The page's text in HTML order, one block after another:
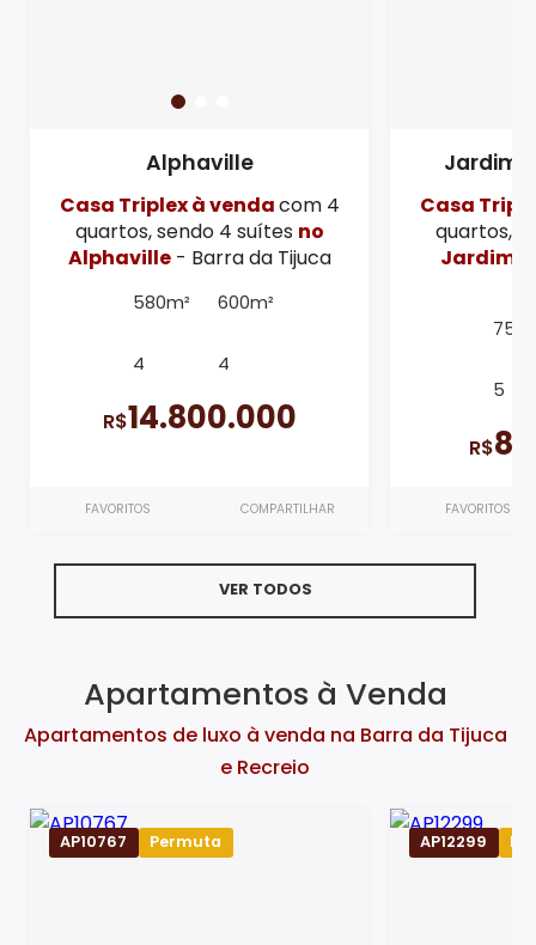
Alphaville
Casa Triplex à vendacom 4
quartos, sendo 4 suítes no
Alphaville- Barra da Tijuca
580m² 600m²
4 4
R$14.800.000
FAVORITOS COMPARTILHAR
Jardim
Casa
quartos,
Jardim
5
R$
FAVORITOS
VER TODOS
Apartamentos de luxo à venda na Barra da Tijuca
e Recreio
Apartamentos à Venda
AP10767 Permuta AP12299